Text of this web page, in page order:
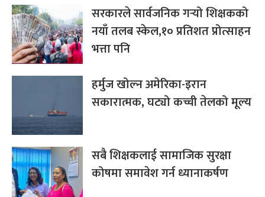
सरकारले सार्वजनिक गर्‍यो शिक्षकको
नयाँ तलब स्केल,१० प्रतिशत प्रोत्साहन
भत्ता पनि
हर्मुज खोल्न अमेरिका-इरान
सकारात्मक, घट्यो कच्ची तेलको मूल्य
सबै शिक्षकलाई सामाजिक सुरक्षा
कोषमा समावेश गर्न ध्यानाकर्षण